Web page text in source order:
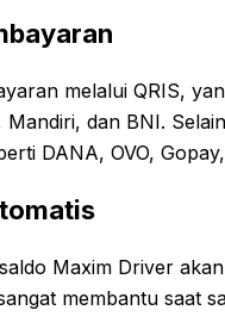
melalui QRIS,
dan BNI.
DANA, OVO,
Maxim Driver
membantu saat